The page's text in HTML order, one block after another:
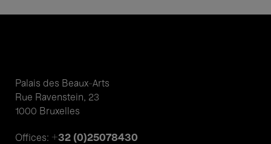
Palais des Beaux-Arts
Rue Ravenstein, 23
1000 Bruxelles
Offices: +32 (0)25078430